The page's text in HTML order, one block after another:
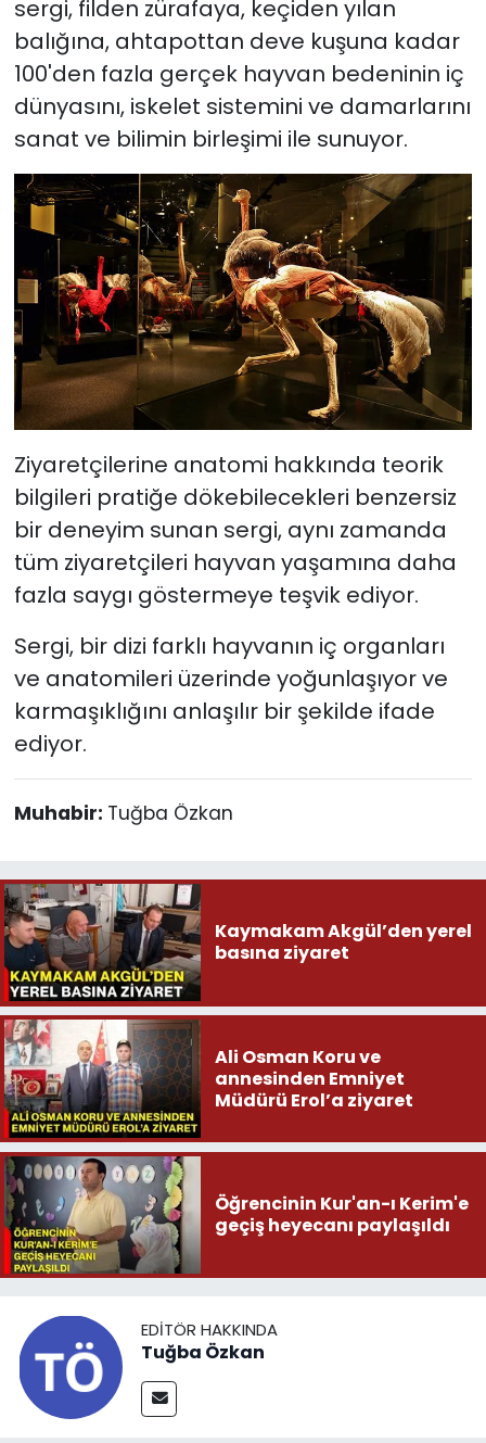
sergi, filden zürafaya, keçiden yılan
balığına, ahtapottan deve kuşuna kadar
100'den fazla gerçek hayvan bedeninin iç
dünyasını, iskelet sistemini ve damarlarını
sanat ve bilimin birleşimi ile sunuyor.
Ziyaretçilerine anatomi hakkında teorik
bilgileri pratiğe dökebilecekleri benzersiz
bir deneyim sunan sergi, aynı zamanda
tüm ziyaretçileri hayvan yaşamına daha
fazla saygı göstermeye teşvik ediyor.
Sergi, bir dizi farklı hayvanın iç organları
ve anatomileri üzerinde yoğunlaşıyor ve
karmaşıklığını anlaşılır bir şekilde ifade
ediyor.
Muhabir: Tuğba Özkan
Kaymakam Akgül’den yerel
basına ziyaret
Ali Osman Koru ve
annesinden Emniyet
Müdürü Erol’a ziyaret
Öğrencinin Kur'an-ı Kerim'e
geçiş heyecanı paylaşıldı
EDITÖR HAKKINDA
Tuğba Özkan